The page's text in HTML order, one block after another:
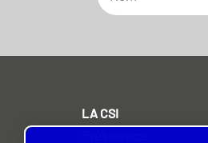
LA CSI